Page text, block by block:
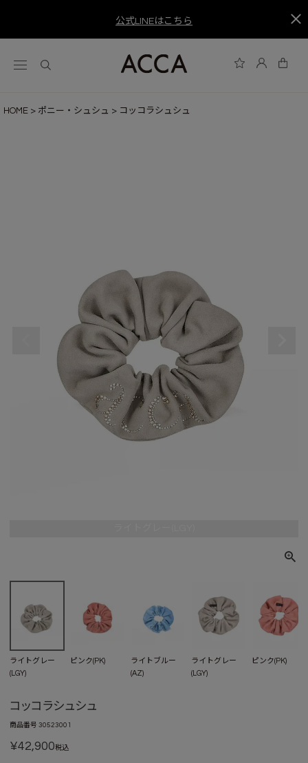
公式LINEはこちら
HOME ポニー・シュシュ コッコラシュシュ
ライトグレー
(LGY)
ピンク(PK)
ライトブルー
(AZ)
ライトグレー
(LGY)
ピンク(PK)
コッコラシュシュ
商品番号 30523001
¥42,900税込